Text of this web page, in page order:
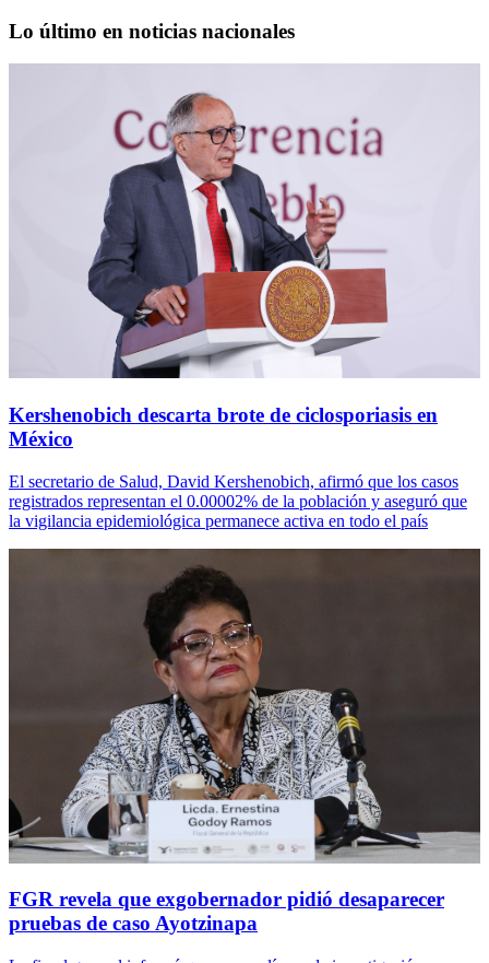
Lo último en noticias nacionales
Kershenobich descarta brote de ciclosporiasis en
México
El secretario de Salud, David Kershenobich, afirmó que los casos
registrados representan el 0.00002% de la población y aseguró que
la vigilancia epidemiológica permanece activa en todo el país
FGR revela que exgobernador pidió desaparecer
pruebas de caso Ayotzinapa